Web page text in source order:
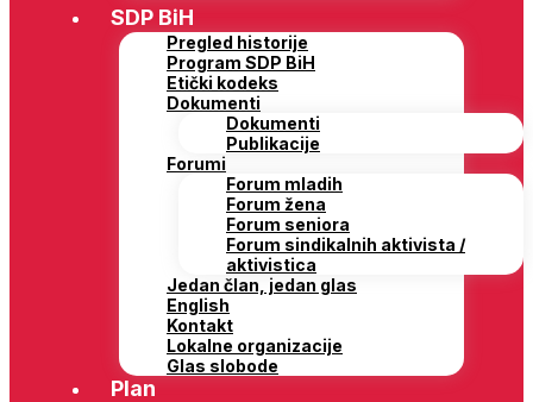
SDP BiH
Pregled historije
Program SDP BiH
Etički kodeks
Dokumenti
Dokumenti
Publikacije
Forumi
Forum mladih
Forum žena
Forum seniora
Forum sindikalnih aktivista /
aktivistica
Jedan član, jedan glas
English
Kontakt
Lokalne organizacije
Glas slobode
Plan